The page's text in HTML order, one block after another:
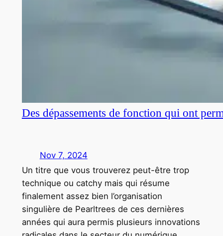
Des dépassements de fonction qui ont
Nov 7, 2024
Un titre que vous trouverez peut-être trop
technique ou catchy mais qui résume
finalement assez bien l’organisation
singulière de Pearltrees de ces dernières
années qui aura permis plusieurs innovations